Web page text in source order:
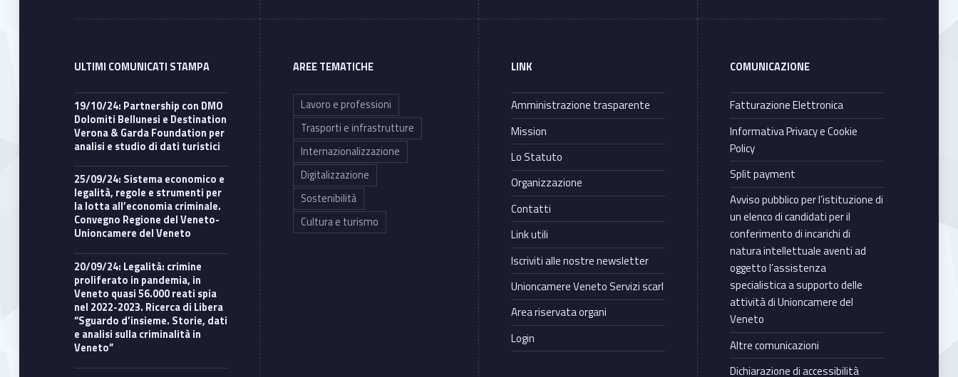
ULTIMI COMUNICATI STAMPA
19/10/24: Partnership con DMO
Dolomiti Bellunesi e Destination
Verona & Garda Foundation per
analisi e studio di dati turistici
25/09/24: Sistema economico e
legalità, regole e strumenti per
la lotta all’economia criminale.
Convegno Regione del Veneto-
Unioncamere del Veneto
20/09/24: Legalità: crimine
proliferato in pandemia, in
Veneto quasi 56.000 reati spia
nel 2022-2023. Ricerca di Libera
“Sguardo d’insieme. Storie, dati
e analisi sulla criminalità in
Veneto”
AREE TEMATICHE
Lavoro e professioni
Trasporti e infrastrutture
Internazionalizzazione
Digitalizzazione
Sostenibilità
Cultura e turismo
LINK
Amministrazione trasparente
Mission
Lo Statuto
Organizzazione
Contatti
Link utili
Iscriviti alle nostre newsletter
Unioncamere Veneto Servizi scarl
Area riservata organi
Login
COMUNICAZIONE
Fatturazione Elettronica
Informativa Privacy e Cookie
Policy
Split payment
Avviso pubblico per l’istituzione di
un elenco di candidati per il
conferimento di incarichi di
natura intellettuale aventi ad
oggetto l’assistenza
specialistica a supporto delle
attività di Unioncamere del
Veneto
Altre comunicazioni
Dichiarazione di accessibilità